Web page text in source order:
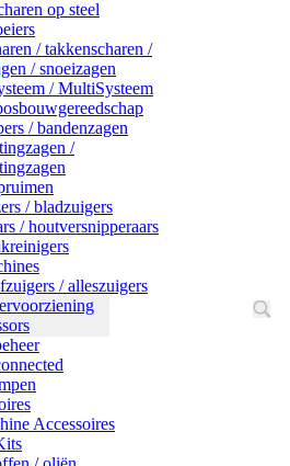
op steel
/ takkenscharen /
/ snoeizagen
/ MultiSysteem
/ bandenzagen
/
/ bladzuigers
/ houtversnipperaars
/ alleszuigers
Accessoires